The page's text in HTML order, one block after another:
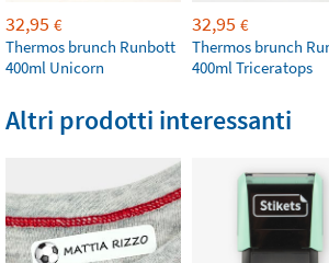
32,95 €
Thermos brunch Runbott
400ml Unicorn
32,95 €
Thermos brunch
400ml Triceratops
Altri prodotti interessanti